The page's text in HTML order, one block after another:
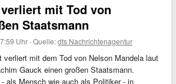
mit Tod von
Staatsmann
Uhr ·Quelle:dts Nachrichtenagentur
verliert mit dem Tod von Nelson Mandela laut
Gauck einen großen Staatsmann.
als Mensch wie auch als Politiker - in